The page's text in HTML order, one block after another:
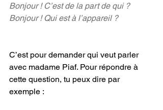
Bonjour ! C’est de la part de qui ?
Bonjour ! Qui est à l’appareil ?
C’est pour demander qui veut parler
avec madame Piaf. Pour répondre à
cette question, tu peux dire par
exemple :